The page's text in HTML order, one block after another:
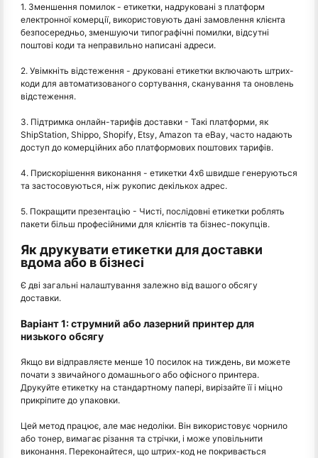
1. Зменшення помилок - етикетки, надруковані з платформ
електронної комерції, використовують дані замовлення клієнта
безпосередньо, зменшуючи типографічні помилки, відсутні
поштові коди та неправильно написані адреси.
2. Увімкніть відстеження - друковані етикетки включають штрих-
коди для автоматизованого сортування, сканування та оновлень
відстеження.
3. Підтримка онлайн-тарифів доставки - Такі платформи, як
ShipStation, Shippo, Shopify, Etsy, Amazon та eBay, часто надають
доступ до комерційних або платформових поштових тарифів.
4. Прискорішення виконання - етикетки 4x6 швидше генеруються
та застосовуються, ніж рукопис декількох адрес.
5. Покращити презентацію - Чисті, послідовні етикетки роблять
пакети більш професійними для клієнтів та бізнес-покупців.
Як друкувати етикетки для доставки
вдома або в бізнесі
Є дві загальні налаштування залежно від вашого обсягу
доставки.
Варіант 1: струмний або лазерний принтер для
низького обсягу
Якщо ви відправляєте менше 10 посилок на тиждень, ви можете
почати з звичайного домашнього або офісного принтера.
Друкуйте етикетку на стандартному папері, вирізайте її і міцно
прикріпите до упаковки.
Цей метод працює, але має недоліки. Він використовує чорнило
або тонер, вимагає різання та стрічки, і може уповільнити
виконання. Переконайтеся, що штрих-код не покривається